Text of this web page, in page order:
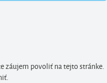
záujem povoliť na tejto stránke.